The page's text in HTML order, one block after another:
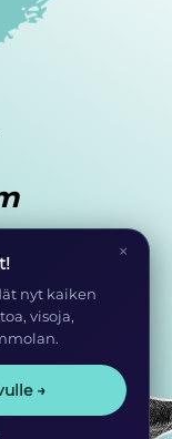
×
nyt kaiken
visoja,
→